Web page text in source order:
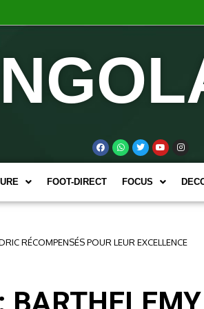
FOOT-DIRECT FOCUS
RÉCOMPENSÉS POUR LEUR EXCELLENCE